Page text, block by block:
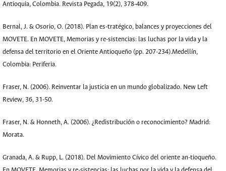
Antioquia, Colombia. Revista Pegada, 19(2), 378-409.
Bernal, J. & Osorio, O. (2018). Plan es-tratégico, balances y proyecciones del
MOVETE. En MOVETE, Memorias y re-sistencias: las luchas por la vida y la
defensa del territorio en el Oriente Antioqueño (pp. 207-234).Medellín,
Colombia: Periferia.
Fraser, N. (2006). Reinventar la justicia en un mundo globalizado. New Left
Review, 36, 31-50.
Fraser, N. & Honneth, A. (2006). ¿Redistribución o reconocimiento? Madrid:
Morata.
Granada, A. & Rupp, L. (2018). Del Movimiento Cívico del oriente an-tioqueño.